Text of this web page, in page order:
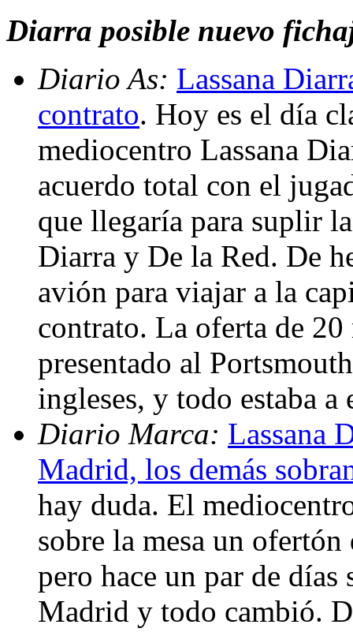
Diarra posible nuevo
Diario As: Lassana
contrato. Hoy es el día
mediocentro Lassana
acuerdo total con el
que llegaría para suplir
Diarra y De la Red. De
avión para viajar a la
contrato. La oferta de
presentado al
ingleses, y todo estaba
Diario Marca: Lassana
Madrid, los demás
hay duda. El
sobre la mesa un
pero hace un par de
Madrid y todo cambió.